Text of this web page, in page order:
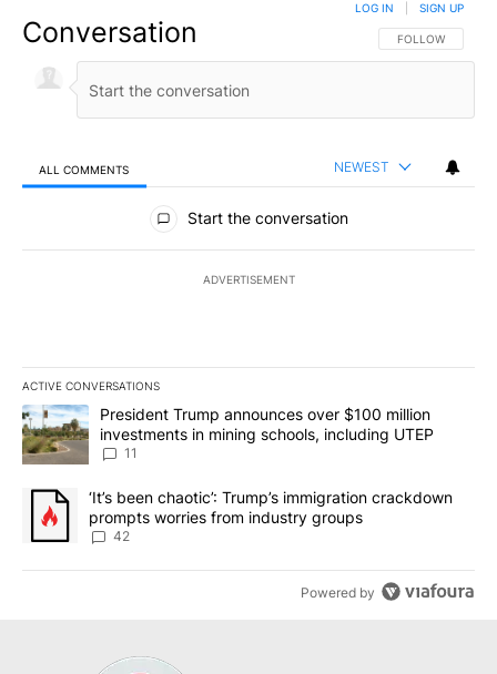
Conversation FOLLOW THIS
FOLLOW
LOG IN SIGN UP
ALL COMMENTS NEWEST
All Comments
Start the conversation
ADVERTISEMENT
ACTIVE CONVERSATIONS
The following is a list of the most commented articles in the last
A trending article titled "President Trump announces over $100
President Trump announces over $100 million
investments in mining schools, including UTEP
11
A trending article titled "‘It’s been chaotic’: Trump’s
‘It’s been chaotic’: Trump’s immigration crackdown
prompts worries from industry groups
42
Powered by